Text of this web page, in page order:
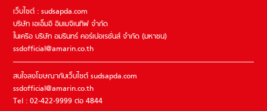
เว็บไซต์ : sudsapda.com
บริษัท เอเอ็มอี อิมเมจิเนทีฟ จำกัด
ในเครือ บริษัท อมรินทร์ คอร์เปอเรชั่นส์ จำกัด (มหาชน)
ssdofficial@amarin.co.th
สนใจลงโฆษณากับเว็บไซต์ sudsapda.com
ssdofficial@amarin.co.th
Tel : 02-422-9999 ต่อ 4844